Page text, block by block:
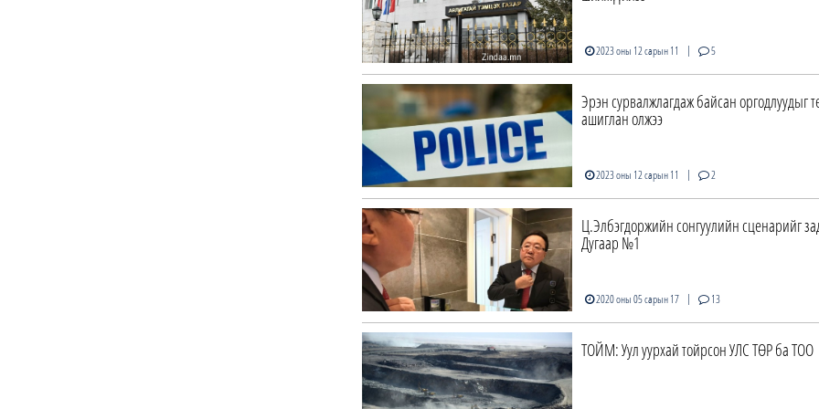
2023 оны 12 сарын 11 | 5
Эрэн сурвалжлагдаж байсан оргодлуудыг
ашиглан олжээ
2023 оны 12 сарын 11 | 2
Ц.Элбэгдоржийн сонгуулийн сценарийг
Дугаар №1
2020 оны 05 сарын 17 | 13
ТОЙМ: Уул уурхай тойрсон УЛС ТӨР ба ТОО